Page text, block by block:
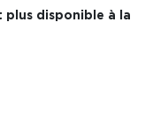
plus disponible à la